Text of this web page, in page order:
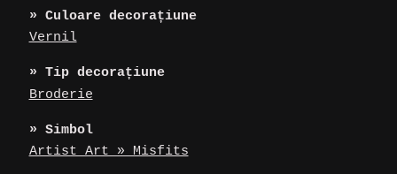
» Culoare decorațiune
Vernil
» Tip decorațiune
Broderie
» Simbol
Artist Art » Misfits